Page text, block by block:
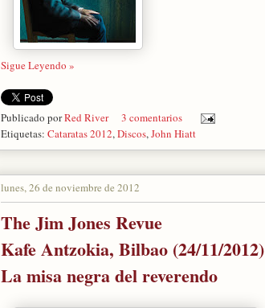
Sigue Leyendo »
Publicado porRed River
3 comentarios
Etiquetas: Cataratas 2012, Discos, John Hiatt
lunes, 26 de noviembre de 2012
The Jim Jones Revue
Kafe Antzokia, Bilbao (24/11/2012)
La misa negra del reverendo